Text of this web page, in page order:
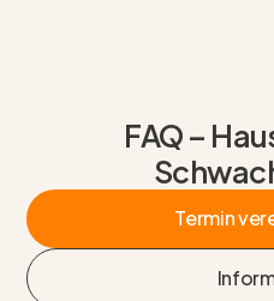
FAQ –
Termin